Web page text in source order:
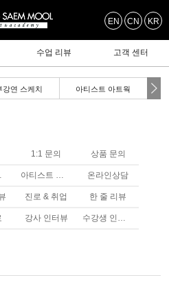
EN CN KR
수업 리뷰 고객 센터
강연 스케치 아티스트 아트웍
1:1 문의 상품 문의
치 아티스트 아트웤 온라인상담
진로 & 취업 한 줄 리뷰
강사 인터뷰 수강생 인터뷰